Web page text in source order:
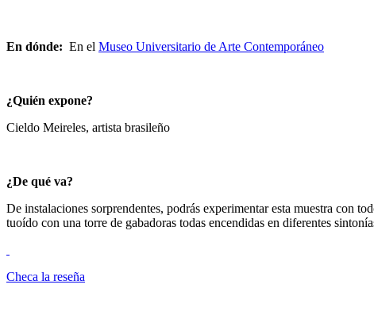
En dónde: En el Museo Universitario de Arte Contemporáneo
¿Quién expone?
Cieldo Meireles, artista brasileño
¿De qué va?
De instalaciones sorprendentes, podrás experimentar esta muestra con
tuoído con una torre de gabadoras todas encendidas en diferentes
Checa la reseña